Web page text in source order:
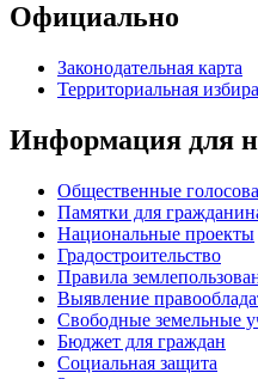
Официально
Законодательная карта
Территориальная
Информация для
Общественные
Памятки для
Национальные проекты
Градостроительство
Правила
Выявление
Свободные земельные
Бюджет для граждан
Социальная защита